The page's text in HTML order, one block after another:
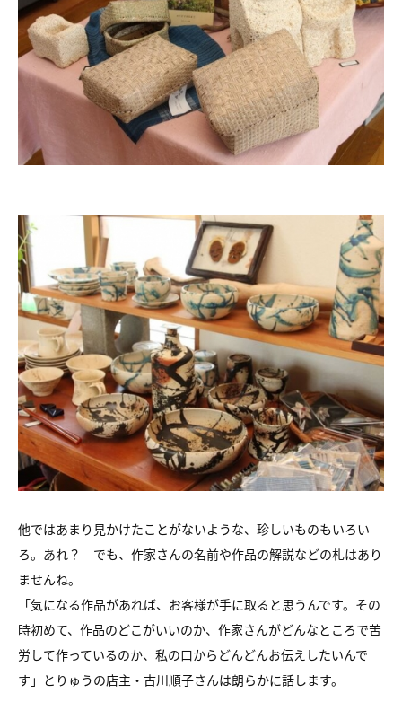
他ではあまり見かけたことがないような、珍しいものもいろい
ろ。あれ？ でも、作家さんの名前や作品の解説などの札はあり
ませんね。
「気になる作品があれば、お客様が手に取ると思うんです。その
時初めて、作品のどこがいいのか、作家さんがどんなところで苦
労して作っているのか、私の口からどんどんお伝えしたいんで
す」とりゅうの店主・古川順子さんは朗らかに話します。